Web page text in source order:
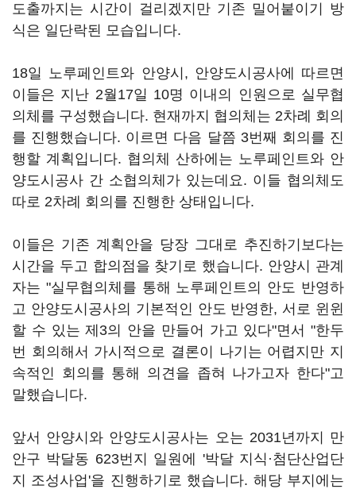
도출까지는 시간이 걸리겠지만 기존 밀어붙이기 방
식은 일단락된 모습입니다.
18일 노루페인트와 안양시, 안양도시공사에 따르면
이들은 지난 2월17일 10명 이내의 인원으로 실무협
의체를 구성했습니다. 현재까지 협의체는 2차례 회의
를 진행했습니다. 이르면 다음 달쯤 3번째 회의를 진
행할 계획입니다. 협의체 산하에는 노루페인트와 안
양도시공사 간 소협의체가 있는데요. 이들 협의체도
따로 2차례 회의를 진행한 상태입니다.
이들은 기존 계획안을 당장 그대로 추진하기보다는
시간을 두고 합의점을 찾기로 했습니다. 안양시 관계
자는 "실무협의체를 통해 노루페인트의 안도 반영하
고 안양도시공사의 기본적인 안도 반영한, 서로 윈윈
할 수 있는 제3의 안을 만들어 가고 있다"면서 "한두
번 회의해서 가시적으로 결론이 나기는 어렵지만 지
속적인 회의를 통해 의견을 좁혀 나가고자 한다"고
말했습니다.
앞서 안양시와 안양도시공사는 오는 2031년까지 만
안구 박달동 623번지 일원에 '박달 지식·첨단산업단
지 조성사업'을 진행하기로 했습니다. 해당 부지에는